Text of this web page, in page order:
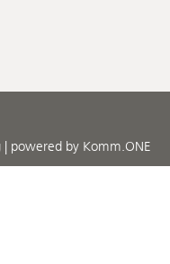
| powered by Komm.ONE